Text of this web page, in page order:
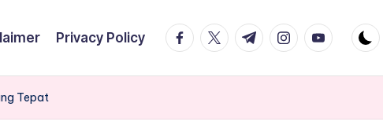
Privacy Policy facebook.com
twitter.com
t.me instagram.com
youtube.com
Tepat